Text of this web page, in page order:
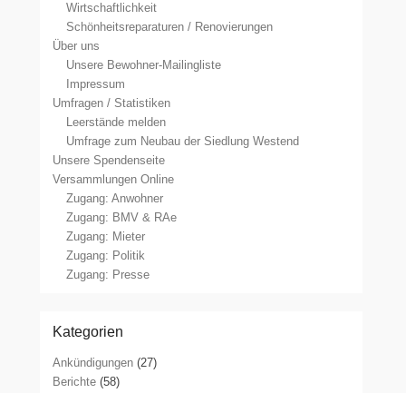
Wirtschaftlichkeit
Schönheitsreparaturen / Renovierungen
Über uns
Unsere Bewohner-Mailingliste
Impressum
Umfragen / Statistiken
Leerstände melden
Umfrage zum Neubau der Siedlung Westend
Unsere Spendenseite
Versammlungen Online
Zugang: Anwohner
Zugang: BMV & RAe
Zugang: Mieter
Zugang: Politik
Zugang: Presse
Kategorien
Ankündigungen (27)
Berichte (58)